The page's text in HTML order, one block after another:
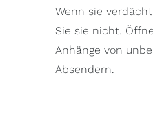
Wenn sie
Sie sie nicht.
Anhänge von
Absendern.